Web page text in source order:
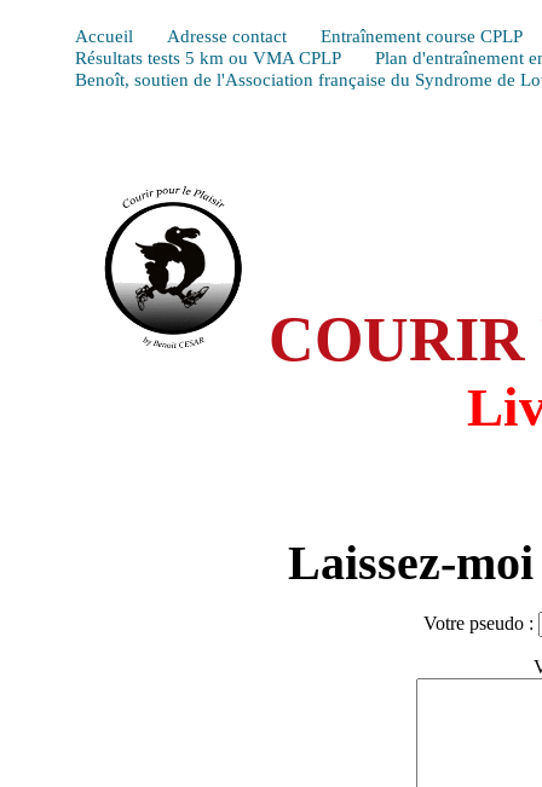
Accueil Adresse contact
Entraînement course CPLP
Résultats tests 5 km ou VMA CPLP
Plan d'entraînement
Benoît, soutien de l'Association française du Syndrome de
Laissez-
Votre pseudo :